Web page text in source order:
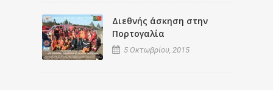
Διεθνής άσκηση στην
Πορτογαλία
5 Οκτωβρίου, 2015